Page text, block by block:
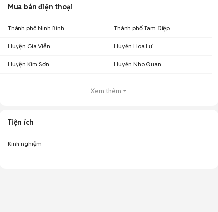
Mua bán điện thoại
Thành phố Ninh Bình Thành phố Tam Điệp
Huyện Gia Viễn Huyện Hoa Lư
Huyện Kim Sơn Huyện Nho Quan
Xem thêm
Tiện ích
Kinh nghiệm